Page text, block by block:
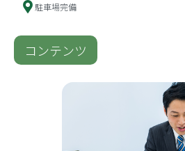
駐車場完備
コンテンツ